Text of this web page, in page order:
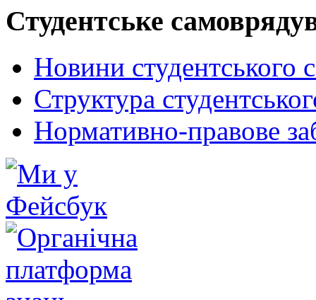
Студентське
Новини студентського
Структура
Нормативно-правове